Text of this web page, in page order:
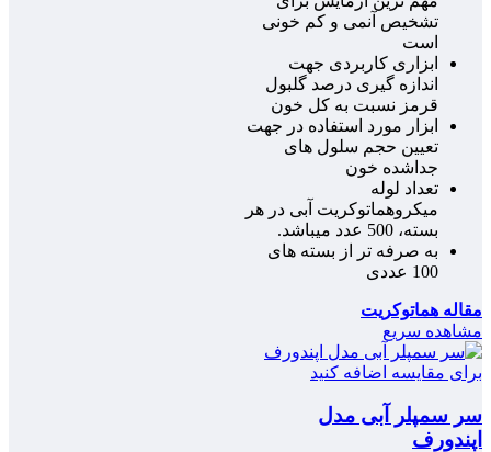
تشخیص آنمی و کم خونی
است
ابزاری کاربردی جهت
اندازه گیری درصد گلبول
قرمز نسبت به کل خون
ابزار مورد استفاده در جهت
تعیین حجم سلول های
جداشده خون
تعداد لوله
میکروهماتوکریت آبی در هر
بسته، 500 عدد میباشد.
به صرفه تر از بسته های
100 عددی
مقاله هماتوکریت
مشاهده سریع
برای مقایسه اضافه کنید
سر سمپلر آبی مدل
اپندورف